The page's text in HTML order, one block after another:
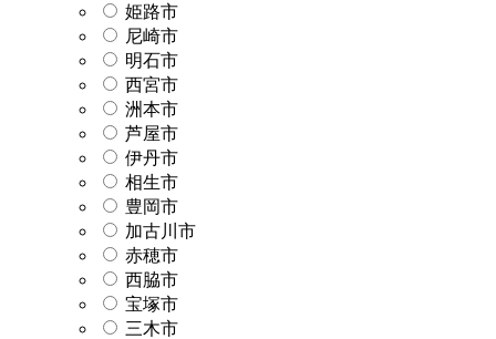
姫路市
尼崎市
明石市
西宮市
洲本市
芦屋市
伊丹市
相生市
豊岡市
加古川市
赤穂市
西脇市
宝塚市
三木市